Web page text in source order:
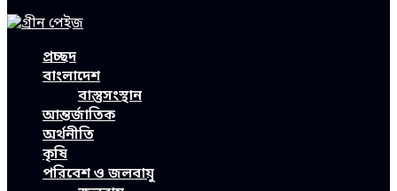
প্রচ্ছদ
বাংলাদেশ
বাস্তুসংস্থান
আন্তর্জাতিক
অর্থনীতি
কৃষি
পরিবেশ ও জলবায়ু